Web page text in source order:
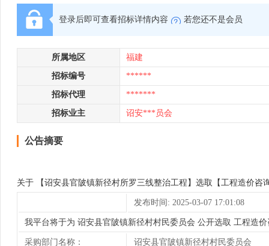
登录后即可查看招标详情内容 若您还不是会员
所属地区 福建
招标编号 ******
招标代理 *******
招标业主 诏安***员会
公告摘要
关于 【诏安县官陂镇新径村所罗三线整治工程】选取【工程造价咨
发布时间: 2025-03-07 17:01:08
我平台将于为 诏安县官陂镇新径村村民委员会 公开选取 工程造
采购部门名称： 诏安县官陂镇新径村村民委员会